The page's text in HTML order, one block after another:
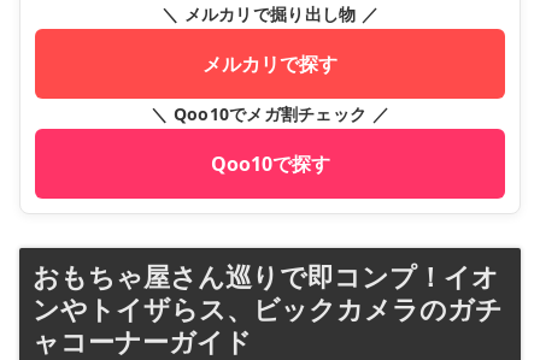
＼ メルカリで掘り出し物 ／
メルカリで探す
＼ Qoo10でメガ割チェック ／
Qoo10で探す
おもちゃ屋さん巡りで即コンプ！イオ
ンやトイザらス、ビックカメラのガチ
ャコーナーガイド